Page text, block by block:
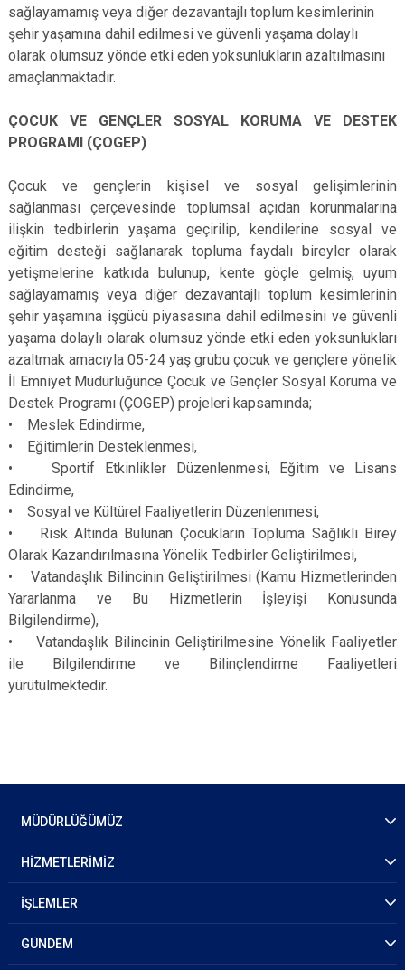
sağlayamamış veya diğer dezavantajlı toplum kesimlerinin
şehir yaşamına dahil edilmesi ve güvenli yaşama dolaylı
olarak olumsuz yönde etki eden yoksunlukların azaltılmasını
amaçlanmaktadır.
ÇOCUK VE GENÇLER SOSYAL KORUMA VE DESTEK
PROGRAMI (ÇOGEP)
Çocuk ve gençlerin kişisel ve sosyal gelişimlerinin
sağlanması çerçevesinde toplumsal açıdan korunmalarına
ilişkin tedbirlerin yaşama geçirilip, kendilerine sosyal ve
eğitim desteği sağlanarak topluma faydalı bireyler olarak
yetişmelerine katkıda bulunup, kente göçle gelmiş, uyum
sağlayamamış veya diğer dezavantajlı toplum kesimlerinin
şehir yaşamına işgücü piyasasına dahil edilmesini ve güvenli
yaşama dolaylı olarak olumsuz yönde etki eden yoksunlukları
azaltmak amacıyla 05-24 yaş grubu çocuk ve gençlere yönelik
İl Emniyet Müdürlüğünce Çocuk ve Gençler Sosyal Koruma ve
Destek Programı (ÇOGEP) projeleri kapsamında;
• Meslek Edindirme,
• Eğitimlerin Desteklenmesi,
• Sportif Etkinlikler Düzenlenmesi, Eğitim ve Lisans
Edindirme,
• Sosyal ve Kültürel Faaliyetlerin Düzenlenmesi,
• Risk Altında Bulunan Çocukların Topluma Sağlıklı Birey
Olarak Kazandırılmasına Yönelik Tedbirler Geliştirilmesi,
• Vatandaşlık Bilincinin Geliştirilmesi (Kamu Hizmetlerinden
Yararlanma ve Bu Hizmetlerin İşleyişi Konusunda
Bilgilendirme),
• Vatandaşlık Bilincinin Geliştirilmesine Yönelik Faaliyetler
ile Bilgilendirme ve Bilinçlendirme Faaliyetleri
yürütülmektedir.
MÜDÜRLÜĞÜMÜZ
HİZMETLERİMİZ
İŞLEMLER
GÜNDEM